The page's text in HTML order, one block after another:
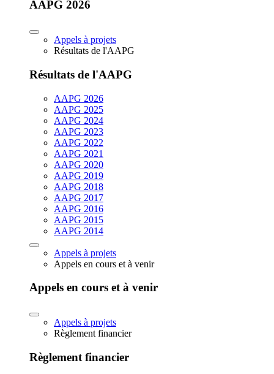
AAPG 2026
Appels à projets
Résultats de l'AAPG
Résultats de l'AAPG
AAPG 2026
AAPG 2025
AAPG 2024
AAPG 2023
AAPG 2022
AAPG 2021
AAPG 2020
AAPG 2019
AAPG 2018
AAPG 2017
AAPG 2016
AAPG 2015
AAPG 2014
Appels à projets
Appels en cours et à venir
Appels en cours et à venir
Appels à projets
Règlement financier
Règlement financier